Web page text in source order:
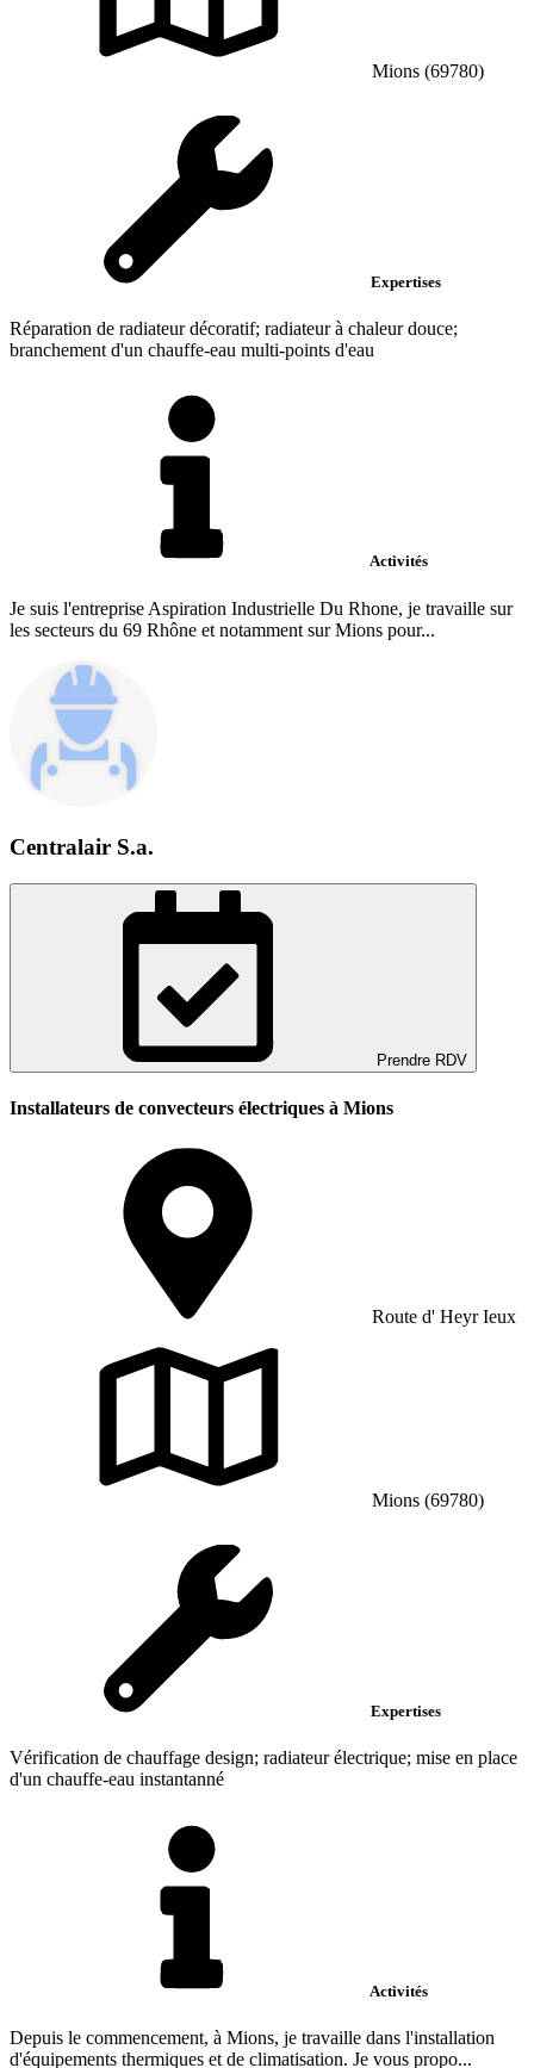
Mions (69780)
Expertises
Réparation de radiateur décoratif; radiateur à chaleur douce;
branchement d'un chauffe-eau multi-points d'eau
Activités
Je suis l'entreprise Aspiration Industrielle Du Rhone, je travaille sur
les secteurs du 69 Rhône et notamment sur Mions pour...
Centralair S.a.
Prendre RDV
Installateurs de convecteurs électriques à Mions
Route d' Heyr Ieux
Mions (69780)
Expertises
Vérification de chauffage design; radiateur électrique; mise en place
d'un chauffe-eau instantanné
Activités
Depuis le commencement, à Mions, je travaille dans l'installation
d'équipements thermiques et de climatisation. Je vous propo...